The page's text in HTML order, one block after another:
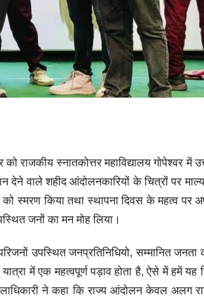
राजकीय स्नातकोत्तर महाविद्यालय गोपेश्वर में
देने वाले शहीद आंदोलनकारियों के चित्रों पर
को स्मरण किया तथा स्थापना दिवस के महत्व पर
जनों का मन मोह लिया।
उपस्थित जनप्रतिनिधियो, सम्मानित जनता
में एक महत्वपूर्ण पड़ाव होता है, ऐसे में हमें
ने कहा कि राज्य आंदोलन केवल अलग